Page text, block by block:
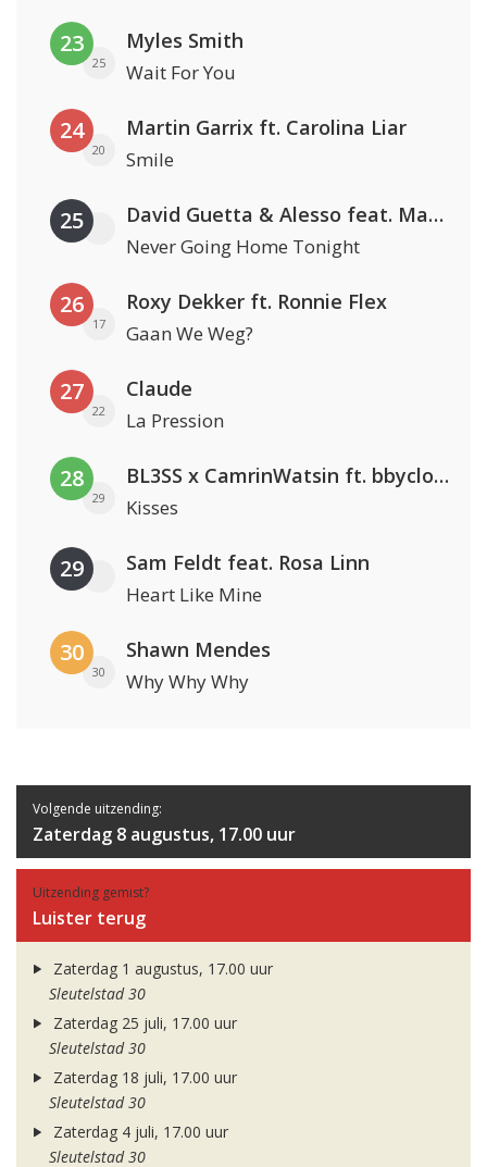
23
25
Myles Smith
Wait For You
24
20
Martin Garrix ft. Carolina Liar
Smile
25 David Guetta & Alesso feat. Madison Love
Never Going Home Tonight
26
17
Roxy Dekker ft. Ronnie Flex
Gaan We Weg?
27
22
Claude
La Pression
28
29
BL3SS x CamrinWatsin ft. bbyclose
Kisses
29 Sam Feldt feat. Rosa Linn
Heart Like Mine
30
30
Shawn Mendes
Why Why Why
Volgende uitzending:
Zaterdag 8 augustus, 17.00 uur
Uitzending gemist?
Luister terug
Zaterdag 1 augustus, 17.00 uur
Sleutelstad 30
Zaterdag 25 juli, 17.00 uur
Sleutelstad 30
Zaterdag 18 juli, 17.00 uur
Sleutelstad 30
Zaterdag 4 juli, 17.00 uur
Sleutelstad 30